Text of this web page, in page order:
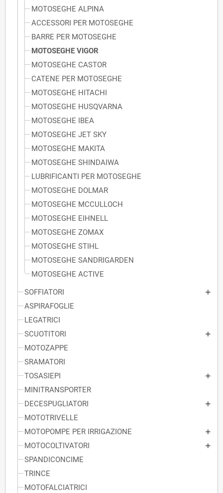
MOTOSEGHE ALPINA
ACCESSORI PER MOTOSEGHE
BARRE PER MOTOSEGHE
MOTOSEGHE VIGOR
MOTOSEGHE CASTOR
CATENE PER MOTOSEGHE
MOTOSEGHE HITACHI
MOTOSEGHE HUSQVARNA
MOTOSEGHE IBEA
MOTOSEGHE JET SKY
MOTOSEGHE MAKITA
MOTOSEGHE SHINDAIWA
LUBRIFICANTI PER MOTOSEGHE
MOTOSEGHE DOLMAR
MOTOSEGHE MCCULLOCH
MOTOSEGHE EIHNELL
MOTOSEGHE ZOMAX
MOTOSEGHE STIHL
MOTOSEGHE SANDRIGARDEN
MOTOSEGHE ACTIVE
SOFFIATORI
ASPIRAFOGLIE
LEGATRICI
SCUOTITORI
MOTOZAPPE
SRAMATORI
TOSASIEPI
MINITRANSPORTER
DECESPUGLIATORI
MOTOTRIVELLE
MOTOPOMPE PER IRRIGAZIONE
MOTOCOLTIVATORI
SPANDICONCIME
TRINCE
MOTOFALCIATRICI